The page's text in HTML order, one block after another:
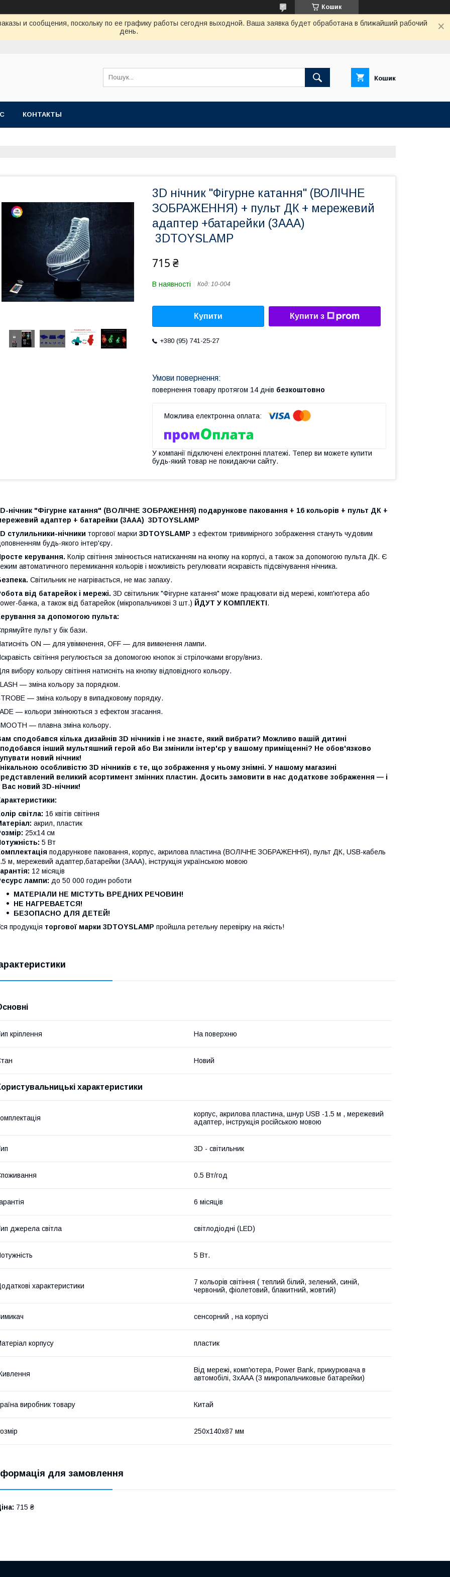
Кошик
и сообщения, поскольку по ее графику работы сегодня выходной. Ваша заявка будет обработана в ближайший рабочий
день.
Кошик
КОНТАКТЫ
3D нічник "Фігурне катання" (ВОЛІЧНЕ
ЗОБРАЖЕННЯ) + пульт ДК + мережевий
адаптер +батарейки (3ААА)
3DTOYSLAMP
715 ₴
В наявності Код: 10-004
Купити Купити з
+380 (95) 741-25-27
повернення товару протягом 14 днів безкоштовно
У компанії підключені електронні платежі. Тепер ви можете купити
будь-який товар не покидаючи сайту.
нічник "Фігурне катання" (ВОЛІЧНЕ ЗОБРАЖЕННЯ) подарункове паковання + 16 кольорів + пульт ДК +
адаптер + батарейки (3ААА) 3DTOYSLAMP
стулильники-нічники торгової марки 3DTOYSLAMP з ефектом тривимірного зображення стануть чудовим
будь-якого інтер'єру.
керування. Колір світіння змінюється натисканням на кнопку на корпусі, а також за допомогою пульта ДК. Є
автоматичного перемикання кольорів і можливість регулювати яскравість підсвічування нічника.
Світильник не нагрівається, не має запаху.
від батарейок і мережі. 3D світильник "Фігурне катання" може працювати від мережі, комп'ютера або
банка, а також від батарейок (мікропальчикові 3 шт.) ЙДУТ У КОМПЛЕКТІ.
за допомогою пульта:
пульт у бік бази.
ON — для увімкнення, OFF — для вимкнення лампи.
світіння регулюється за допомогою кнопок зі стрілочками вгору/вниз.
вибору кольору світіння натисніть на кнопку відповідного кольору.
— зміна кольору за порядком.
— зміна кольору в випадковому порядку.
— кольори змінюються з ефектом згасання.
— плавна зміна кольору.
сподобався кілька дизайнів 3D нічників і не знаєте, який вибрати? Можливо вашій дитині
інший мультяшний герой або Ви змінили інтер'єр у вашому приміщенні? Не обов'язково
новий нічник!
особливістю 3D нічників є те, що зображення у ньому знімні. У нашому магазині
великий асортимент змінних пластин. Досить замовити в нас додаткове зображення — і
Вас новий 3D-нічник!
світла: 16 квітів світіння
акрил, пластик
25х14 см
5 Вт
подарункове паковання, корпус, акрилова пластина (ВОЛІЧНЕ ЗОБРАЖЕННЯ), пульт ДК, USB-кабель
м, мережевий адаптер,батарейки (3ААА), інструкція українською мовою
12 місяців
лампи: до 50 000 годин роботи
МАТЕРІАЛИ НЕ МІСТУТЬ ВРЕДНИХ РЕЧОВИН!
НЕ НАГРЕВАЕТСЯ!
БЕЗОПАСНО ДЛЯ ДЕТЕЙ!
продукція торгової марки 3DTOYSLAMP пройшла ретельну перевірку на якість!
кріплення На поверхню
Новий
характеристики
корпус, акрилова пластина, шнур USB -1.5 м , мережевий
адаптер, інструкція російською мовою
3D - світильник
0.5 Вт/год
6 місяців
джерела світла світлодіодні (LED)
5 Вт.
характеристики
7 кольорів світіння ( теплий білий, зелений, синій,
червоний, фіолетовий, блакитний, жовтий)
сенсорний , на корпусі
корпусу пластик
Від мережі, комп'ютера, Power Bank, прикурювача в
автомобілі, 3хААА (3 микропальчиковые батарейки)
виробник товару Китай
250х140х87 мм
для замовлення
715 ₴